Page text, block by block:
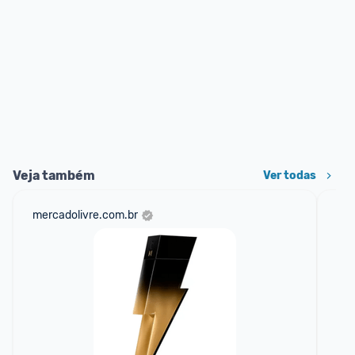
Veja também Ver todas
mercadolivre.com.br